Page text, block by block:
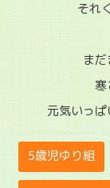
それ
まだ
寒
元気いっぱ
5歳児ゆり組